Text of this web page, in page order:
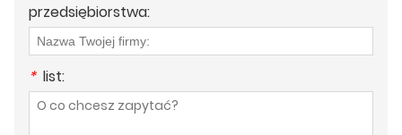
przedsiębiorstwa:
* list: